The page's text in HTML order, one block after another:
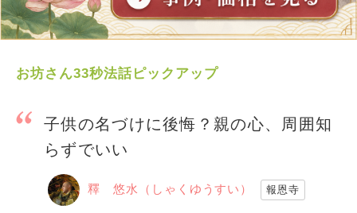
お坊さん33秒法話ピックアップ
子供の名づけに後悔？親の心、周囲知
らずでいい
釋 悠水（しゃくゆうすい） 報恩寺